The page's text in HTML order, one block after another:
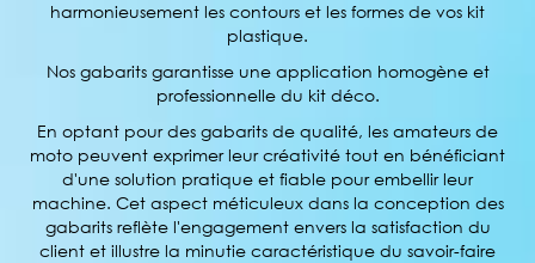
harmonieusement les contours et les formes de vos kit
plastique.
Nos gabarits garantisse une application homogène et
professionnelle du kit déco.
En optant pour des gabarits de qualité, les amateurs de
moto peuvent exprimer leur créativité tout en bénéficiant
d'une solution pratique et fiable pour embellir leur
machine. Cet aspect méticuleux dans la conception des
gabarits reflète l'engagement envers la satisfaction du
client et illustre la minutie caractéristique du savoir-faire